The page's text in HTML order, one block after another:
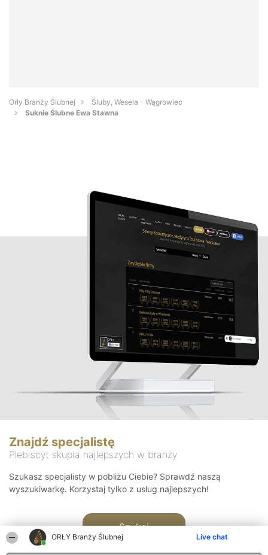
ORŁY Branży Ślubnej Live chat
Orły Branży Ślubnej
Śluby, Wesela - Wągrowiec
Suknie Ślubne Ewa Stawna
Znajdź specjalistę
Plebiscyt skupia najlepszych w branży
Szukasz specjalisty w pobliżu Ciebie? Sprawdź naszą
wyszukiwarkę. Korzystaj tylko z usług najlepszych!
Szukaj